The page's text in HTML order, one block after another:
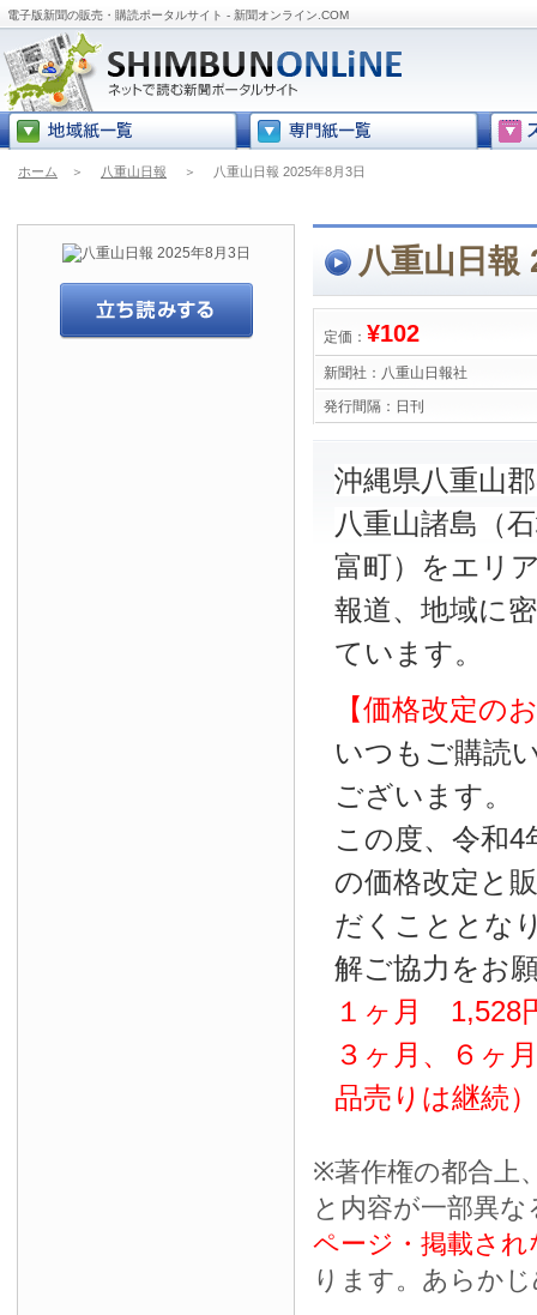
電子版新聞の販売・購読ポータルサイト - 新聞オンライン.COM
ホーム ＞ 八重山日報 ＞ 八重山日報 2025年8月3日
八重山日報
定価： ¥102
新聞社： 八重山日報社
発行間隔： 日刊
沖縄県八重山
八重山諸島（
富町）をエリ
報道、地域に
ています。
【価格改定の
いつもご購読
ございます。
この度、令和4
の価格改定と
だくこととな
解ご協力をお
１ヶ月 1,528
３ヶ月、６ヶ
品売りは継続）
※著作権の都合上
と内容が一部異な
ページ・掲載され
ります。あらか